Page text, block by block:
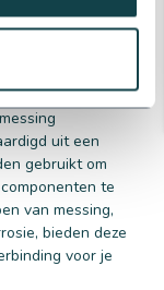
uit een
gebruikt om
te
van messing,
bieden deze
voor je